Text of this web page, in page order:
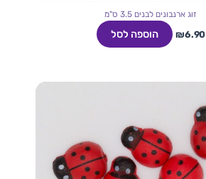
זוג ארנבונים לבנים 3.5 ס"מ
₪6.90 הוספה לסל